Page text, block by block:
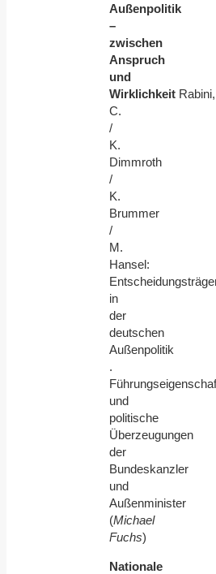
Außenpolitik
–
zwischen
Anspruch
und
Wirklichkeit Rabini,
C.
/
K.
Dimmroth
/
K.
Brummer
/
M.
Hansel:
in
der
deutschen
Außenpolitik
.
und
politische
Überzeugungen
der
Bundeskanzler
und
Außenminister
(Michael
Fuchs)
Nationale